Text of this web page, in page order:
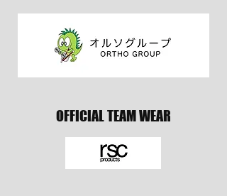
OFFICIAL TEAM WEAR